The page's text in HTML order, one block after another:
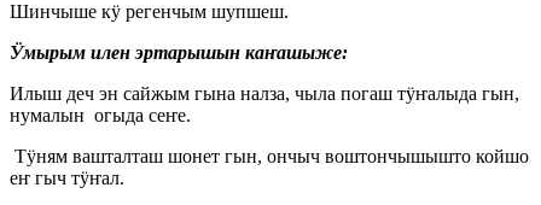
Шинчыше кӱ регенчым шупшеш.
Ӱмырым илен эртарышын каҥашыже:
Илыш деч эн сайжым гына налза, чыла погаш тӱҥалыда гын,
нумалын огыда сеҥе.
Тӱням вашталташ шонет гын, ончыч воштончышышто койшо
еҥ гыч тӱҥал.